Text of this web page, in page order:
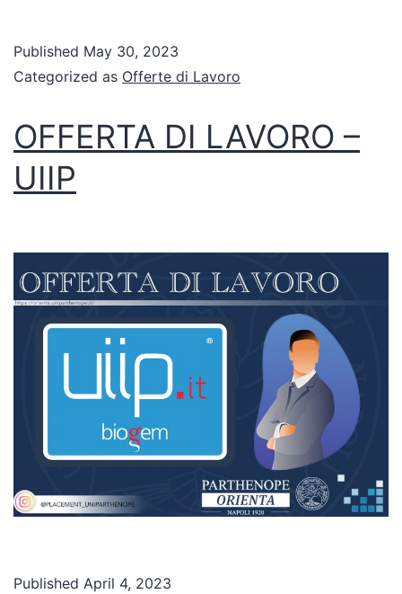
Published May 30, 2023
Categorized as Offerte di Lavoro
OFFERTA DI LAVORO –
UIIP
Published April 4, 2023